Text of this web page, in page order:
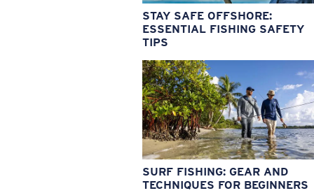
STAY SAFE OFFSHORE:
ESSENTIAL FISHING SAFETY
TIPS
SURF FISHING: GEAR AND
TECHNIQUES FOR BEGINNERS